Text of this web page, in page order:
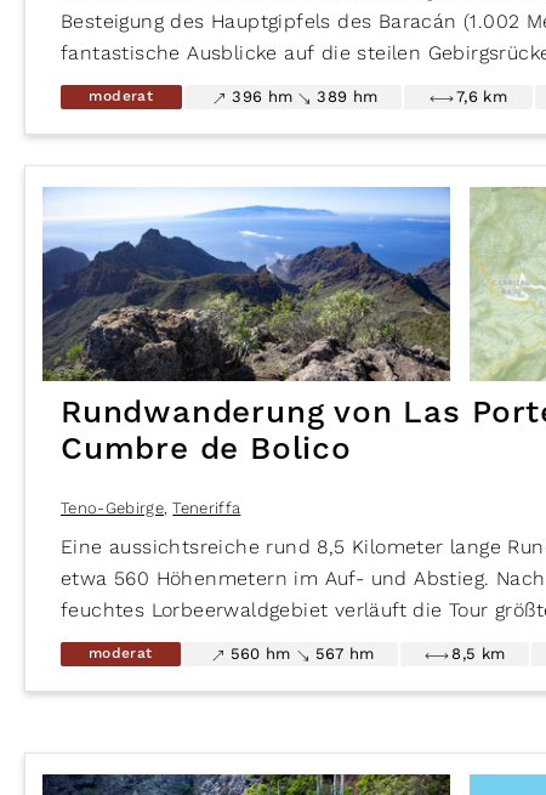
Besteigung des Hauptgipfels des Baracán (1.002
fantastische Ausblicke auf die steilen
Gomera und zum Teide-Massiv. Der Weg führt
des Grates entlang der Wetterscheide der Region
der Wetterseite.
Die Route folgt dem gut markierten Wanderweg
moderat 396 hm 389 hm 7,6 km
Rundwanderung von Las
Cumbre de Bolico
Teno-Gebirge, Teneriffa
Eine aussichtsreiche rund 8,5 Kilometer lange
etwa 560 Höhenmetern im Auf- und Abstieg.
feuchtes Lorbeerwaldgebiet verläuft die Tour
Höhenrückens, der grandiose Ausblicke über die
López und Los Carrizales sowie die schroffen
moderat 560 hm 567 hm 8,5 km